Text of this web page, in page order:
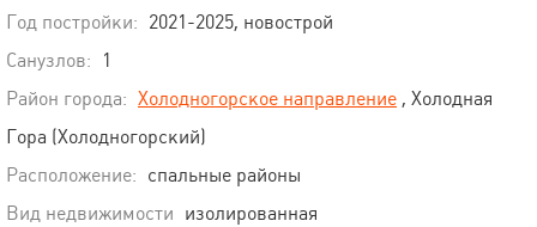
Год постройки: 2021-2025, новострой
Санузлов:
1
Район города: Холодногорское направление , Холодная
Гора (Холодногорский)
Расположение: спальные районы
Вид недвижимости изолированная